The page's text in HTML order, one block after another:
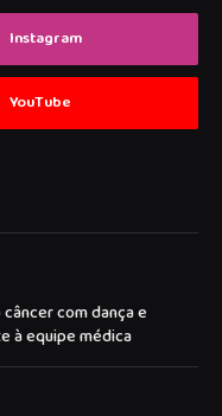
Instagram
YouTube
com dança e
à equipe médica